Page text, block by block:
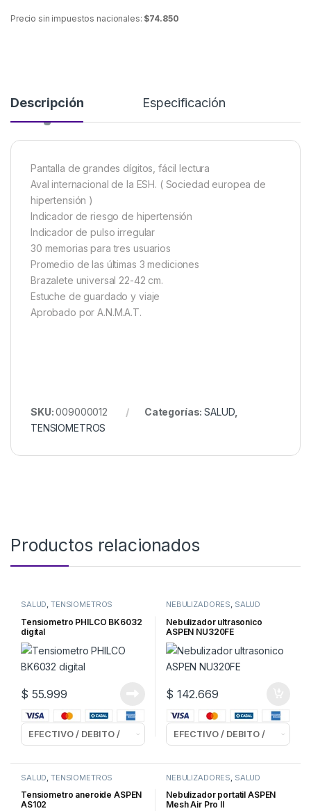
Precio sin impuestos nacionales: $74.850
Descripción Especificación
Pantalla de grandes dígitos, fácil lectura
Aval internacional de la ESH. ( Sociedad europea de
hipertensión )
Indicador de riesgo de hipertensión
Indicador de pulso irregular
30 memorias para tres usuarios
Promedio de las últimas 3 mediciones
Brazalete universal 22-42 cm.
Estuche de guardado y viaje
Aprobado por A.N.M.A.T.
SKU:009000012 Categorías:SALUD
TENSIOMETROS
Productos relacionados
SALUD,TENSIOMETROS
Tensiometro PHILCO BK6032
digital
$ 55.999
NEBULIZADORES, SALUD
Nebulizador ultrasonico
ASPEN NU320FE
$ 142.669
SALUD ,TENSIOMETROS
Tensiometro aneroide ASPEN
AS102
NEBULIZADORES SALUD
Nebulizador portatil ASPEN
Mesh Air Pro II